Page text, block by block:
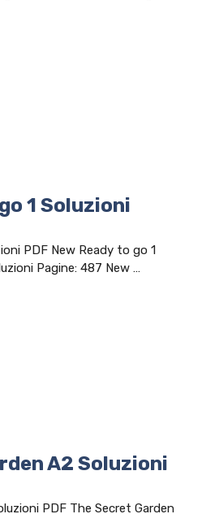
1 Soluzioni
PDF New Ready to go 1
Pagine: 487 New …
A2 Soluzioni
PDF The Secret Garden